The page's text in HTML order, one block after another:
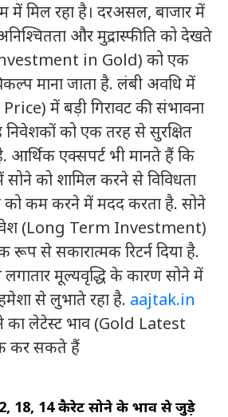
में मिल रहा है। दरअसल, बाजार में
और मुद्रास्फीति को देखते
in Gold) को एक
माना जाता है. लंबी अवधि में
में बड़ी गिरावट की संभावना
को एक तरह से सुरक्षित
आर्थिक एक्सपर्ट भी मानते हैं कि
सोने को शामिल करने से विविधता
कम करने में मदद करता है. सोने
(Long Term Investment)
रूप से सकारात्मक रिटर्न दिया है.
मूल्यवृद्धि के कारण सोने में
से लुभाते रहा है. aajtak.in
का लेटेस्ट भाव (Gold Latest
कर सकते हैं
18, 14 कैरेट सोने के भाव से जुड़े